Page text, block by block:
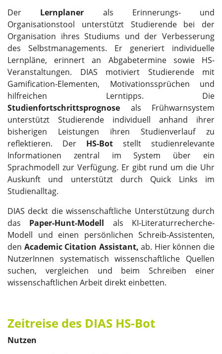
Der Lernplaner als Erinnerungs- und
Organisationstool unterstützt Studierende bei der
Organisation ihres Studiums und der Verbesserung
des Selbstmanagements. Er generiert individuelle
Lernpläne, erinnert an Abgabetermine sowie HS-
Veranstaltungen. DIAS motiviert Studierende mit
Gamification-Elementen, Motivationssprüchen und
hilfreichen Lerntipps. Die
Studienfortschrittsprognose als Frühwarnsystem
unterstützt Studierende individuell anhand ihrer
bisherigen Leistungen ihren Studienverlauf zu
reflektieren. Der HS-Bot stellt studienrelevante
Informationen zentral im System über ein
Sprachmodell zur Verfügung. Er gibt rund um die Uhr
Auskunft und unterstützt durch Quick Links im
Studienalltag.
DIAS deckt die wissenschaftliche Unterstützung durch
das Paper-Hunt-Modell als KI-Literaturrecherche-
Modell und einen persönlichen Schreib-Assistenten,
den Academic Citation Assistant, ab. Hier können die
NutzerInnen systematisch wissenschaftliche Quellen
suchen, vergleichen und beim Schreiben einer
wissenschaftlichen Arbeit direkt einbetten.
Zeitreise des DIAS HS-Bot
Nutzen